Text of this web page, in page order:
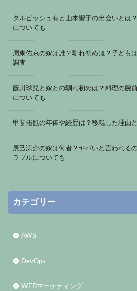
ダルビッシュ有と山本聖子の出会いとは
についても
周東佑京の嫁は誰？馴れ初めは？子ども
調査
藤川球児と嫁との馴れ初めは？料理の腕
についても
甲斐拓也の年俸や経歴は？移籍した理由
辰己涼介の嫁は何者？ヤバいと言われる
ラブルについても
カテゴリー
AWS
DevOps
WEBマーケティング